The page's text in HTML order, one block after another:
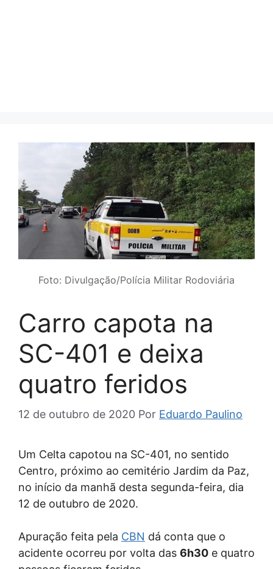
Foto: Divulgação/Polícia Militar Rodoviária
Carro capota na
SC-401 e deixa
quatro feridos
12 de outubro de 2020 Por Eduardo Paulino
Um Celta capotou na SC-401, no sentido
Centro, próximo ao cemitério Jardim da Paz,
no início da manhã desta segunda-feira, dia
12 de outubro de 2020.
Apuração feita pela CBN dá conta que o
acidente ocorreu por volta das 6h30 e quatro